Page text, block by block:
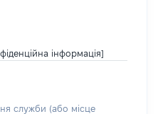
інформація]
служби (або місце